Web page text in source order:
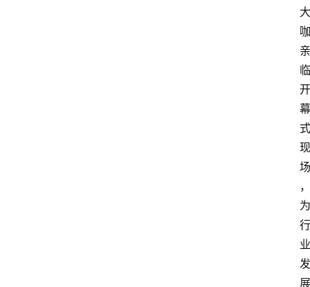
大
咖
亲
临
开
幕
式
现
场
，
为
行
业
发
展